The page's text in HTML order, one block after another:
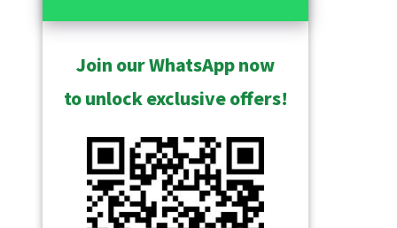
Join our WhatsApp now
to unlock exclusive offers!